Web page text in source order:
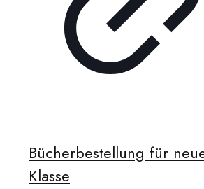
Bücherbestellung für
Klasse